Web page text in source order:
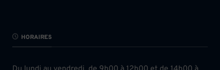
HORAIRES